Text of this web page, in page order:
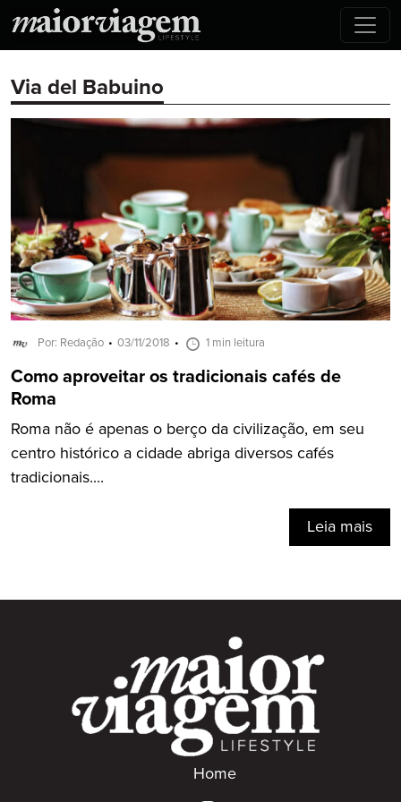
Via del Babuino
Por: Redação 03/11/2018 1 min leitura
Como aproveitar os tradicionais cafés de
Roma
Roma não é apenas o berço da civilização, em seu
centro histórico a cidade abriga diversos cafés
tradicionais....
Leia mais
Home